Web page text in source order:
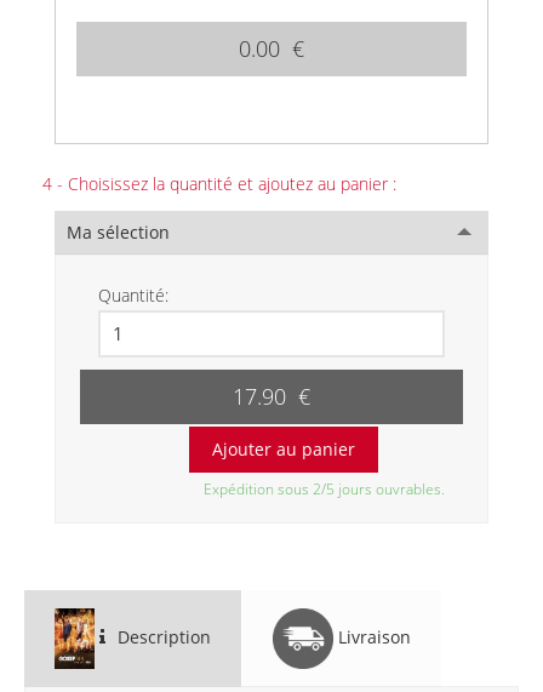
0.00 €
4 - Choisissez la quantité et ajoutez au panier :
Ma sélection
Quantité:
17.90 €
Expédition sous 2/5 jours ouvrables.
Description Livraison